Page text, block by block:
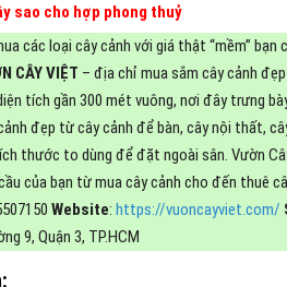
sao cho hợp phong thuỷ
các loại cây cảnh với giá thật “mềm”
CÂY VIỆT – địa chỉ mua sắm cây cảnh
tích gần 300 mét vuông, nơi đây trưng
đẹp từ cây cảnh để bàn, cây nội thất,
thước to dùng để đặt ngoài sân. Vườn
của bạn từ mua cây cảnh cho đến thuê
Website: https://vuoncayviet.com/
9, Quận 3, TP.HCM